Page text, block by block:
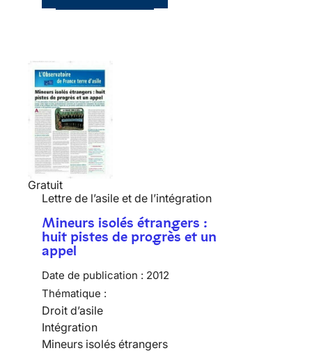
Gratuit
Lettre de l’asile et de l’intégration
Mineurs isolés étrangers :
huit pistes de progrès et un
appel
Date de publication : 2012
Thématique :
Droit d’asile
Intégration
Mineurs isolés étrangers